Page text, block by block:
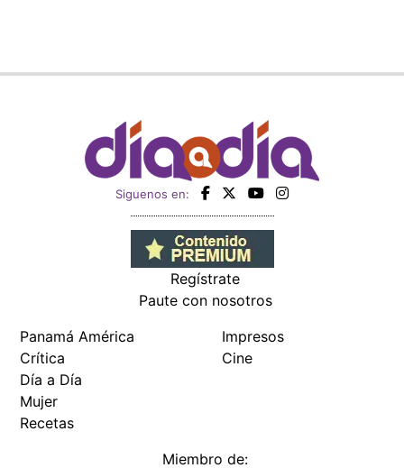
Siguenos en:
Regístrate
Paute con nosotros
Panamá América
Crítica
Día a Día
Mujer
Recetas
Impresos
Cine
Miembro de: